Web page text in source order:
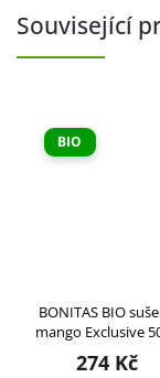
Související
BIO
BONITAS BIO
mango Exclusive
274 Kč